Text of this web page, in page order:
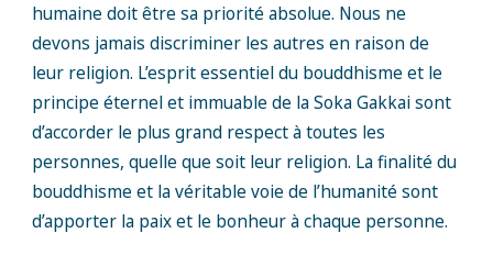
humaine doit être sa priorité absolue. Nous ne
devons jamais discriminer les autres en raison de
leur religion. L’esprit essentiel du bouddhisme et le
principe éternel et immuable de la Soka Gakkai sont
d’accorder le plus grand respect à toutes les
personnes, quelle que soit leur religion. La finalité du
bouddhisme et la véritable voie de l’humanité sont
d’apporter la paix et le bonheur à chaque personne.